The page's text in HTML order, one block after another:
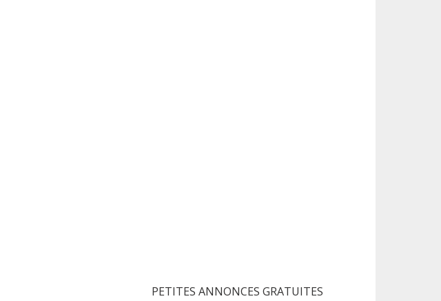
PETITES ANNONCES GRATUITES